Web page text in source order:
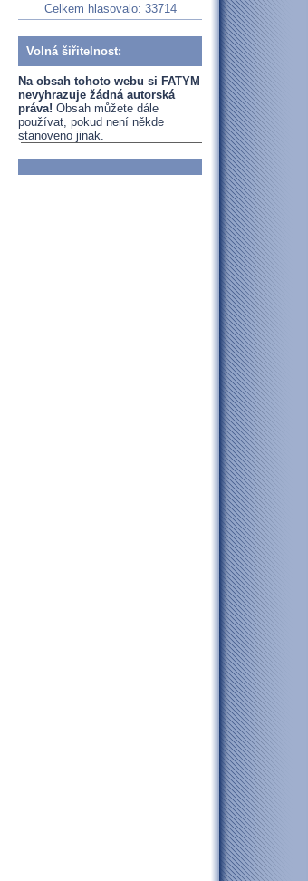
Celkem hlasovalo: 33714
Volná šiřitelnost:
Na obsah tohoto webu si FATYM
nevyhrazuje žádná autorská
práva! Obsah můžete dále
používat, pokud není někde
stanoveno jinak.